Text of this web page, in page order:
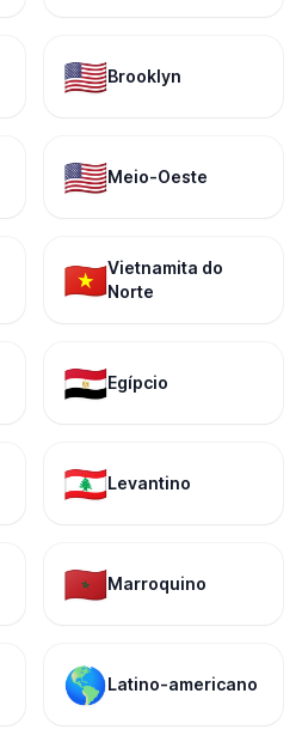
🇺🇸Brooklyn
🇺🇸Meio-Oeste
🇻🇳Vietnamita do
Norte
🇪🇬Egípcio
🇱🇧Levantino
🇲🇦Marroquino
🌎Latino-americano